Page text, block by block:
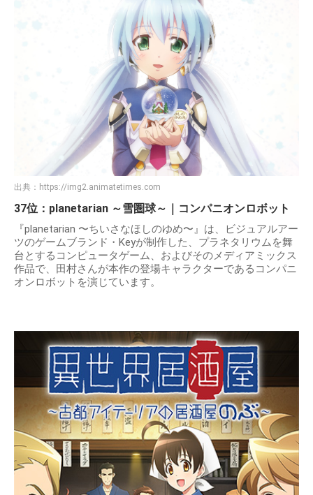
出典： https://img2.animatetimes.com
37位：planetarian ～雪圏球～｜コンパニオンロボット
『planetarian 〜ちいさなほしのゆめ〜』は、ビジュアルアー
ツのゲームブランド・Keyが制作した、プラネタリウムを舞
台とするコンピュータゲーム、およびそのメディアミックス
作品で、田村さんが本作の登場キャラクターであるコンパニ
オンロボットを演じています。